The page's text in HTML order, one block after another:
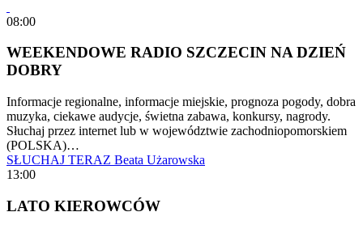
08:00
WEEKENDOWE RADIO SZCZECIN NA DZIEŃ
DOBRY
Informacje regionalne, informacje miejskie, prognoza pogody, dobra
muzyka, ciekawe audycje, świetna zabawa, konkursy, nagrody.
Słuchaj przez internet lub w województwie zachodniopomorskiem
(POLSKA)…
SŁUCHAJ TERAZ Beata Użarowska
13:00
LATO KIEROWCÓW